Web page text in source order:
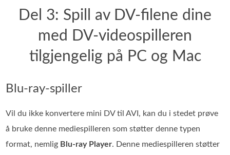
Del 3: Spill av DV-filene dine
med DV-videospilleren
tilgjengelig på PC og Mac
Blu-ray-spiller
Vil du ikke konvertere mini DV til AVI, kan du i stedet prøve
å bruke denne mediespilleren som støtter denne typen
format, nemlig Blu-ray Player. Denne mediespilleren støtter